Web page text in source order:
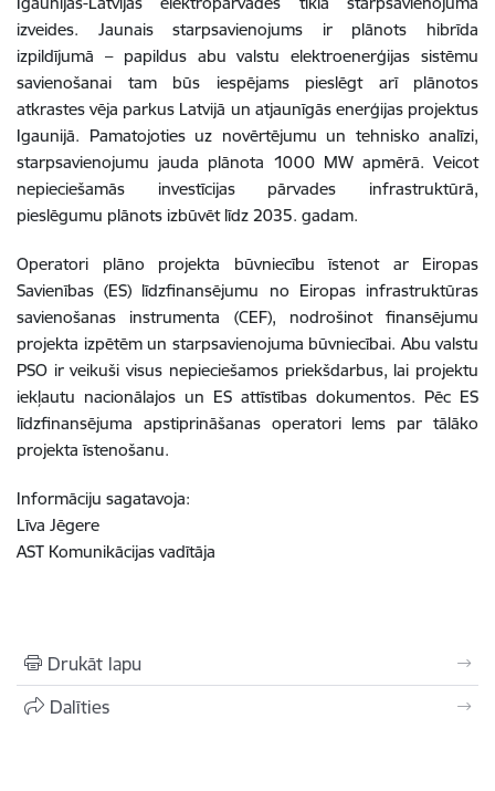
izveides. Jaunais starpsavienojums ir plānots hibrīda
izpildījumā – papildus abu valstu elektroenerģijas sistēmu
savienošanai tam būs iespējams pieslēgt arī plānotos
atkrastes vēja parkus Latvijā un atjaunīgās enerģijas projektus
Igaunijā. Pamatojoties uz novērtējumu un tehnisko analīzi,
starpsavienojumu jauda plānota 1000 MW apmērā. Veicot
nepieciešamās investīcijas pārvades infrastruktūrā,
pieslēgumu plānots izbūvēt līdz 2035. gadam.
Operatori plāno projekta būvniecību īstenot ar Eiropas
Savienības (ES) līdzfinansējumu no Eiropas infrastruktūras
savienošanas instrumenta (CEF), nodrošinot finansējumu
projekta izpētēm un starpsavienojuma būvniecībai. Abu valstu
PSO ir veikuši visus nepieciešamos priekšdarbus, lai projektu
iekļautu nacionālajos un ES attīstības dokumentos. Pēc ES
līdzfinansējuma apstiprināšanas operatori lems par tālāko
projekta īstenošanu.
Informāciju sagatavoja:
Līva Jēgere
AST Komunikācijas vadītāja
Drukāt lapu
Dalīties